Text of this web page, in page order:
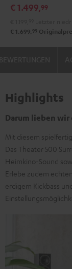
Schwarz
€ 1.499,99
€ 1.699, 99
Highlights
Darum lieben
Mit diesem
Das Theater 500
Heimkino-Sound
Erlebe zudem
erdigem Kickbass